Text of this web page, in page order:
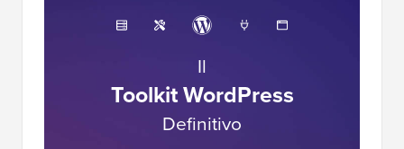
Il
Toolkit WordPress
Definitivo